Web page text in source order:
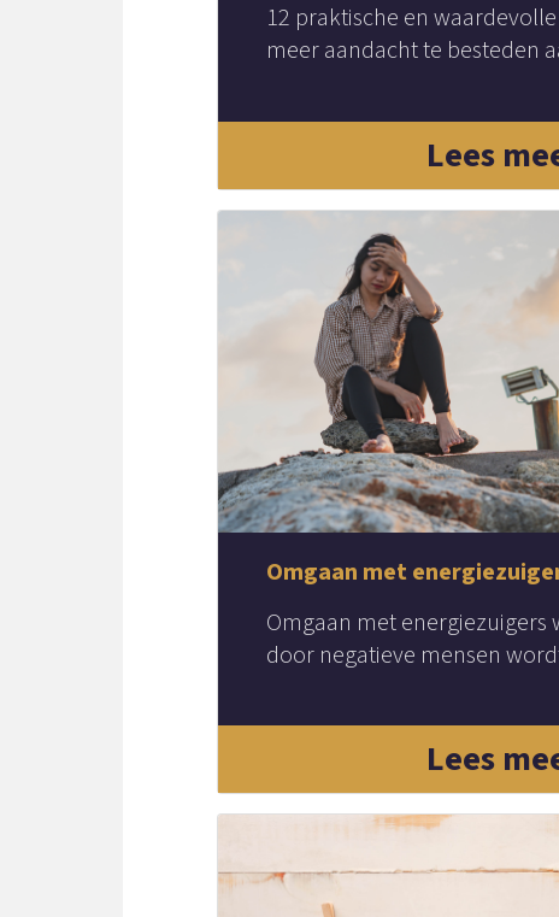
12 praktische en
meer aandacht te besteden
Lees
Omgaan met
Omgaan met energiezuigers
door negatieve mensen
Lees